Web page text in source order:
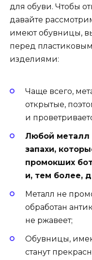
для обуви. Чтобы
давайте
имеют обувницы,
перед
изделиями:
Чаще всего,
открытые,
и
Любой металл
запахи,
промокших
и, тем более,
Металл не
обработан
не ржавеет;
Обувницы,
станут